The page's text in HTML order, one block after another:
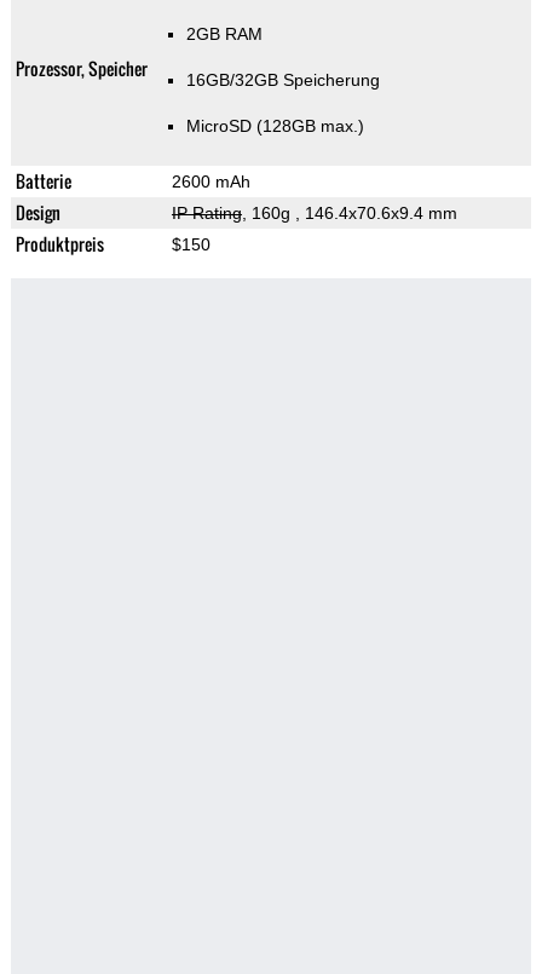
Prozessor, Speicher
2GB RAM
16GB/32GB Speicherung
MicroSD (128GB max.)
Batterie 2600 mAh
Design IP Rating, 160g , 146.4x70.6x9.4 mm
Produktpreis $150